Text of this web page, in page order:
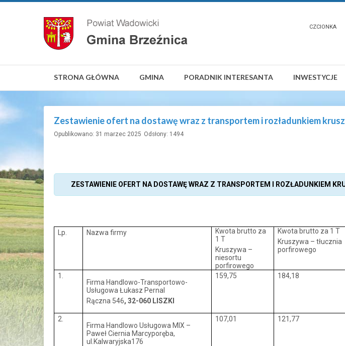
CZCIONKA
STRONA GŁÓWNA GMINA PORADNIK INTERESANTA INWESTYCJE
Zestawienie ofert na dostawę wraz z transportem i rozładunkiem
Opublikowano: 31 marzec 2025 Odsłony: 1494
ZESTAWIENIE OFERT NA DOSTAWĘ WRAZ Z TRANSPORTEM I ROZŁADUNKIEM
Lp. Nazwa firmy
Kwota brutto za
1 T
Kruszywa –
niesortu
porfirowego
Kwota brutto za 1 T
Kruszywa – tłucznia
porfirowego
1.
Firma Handlowo-Transportowo-
Usługowa Łukasz Pernal
Rączna 546, 32-060 LISZKI
159,75 184,18
2.
Firma Handlowo Usługowa MIX –
Paweł Ciernia Marcyporęba,
ul.Kalwaryjska176
107,01 121,77